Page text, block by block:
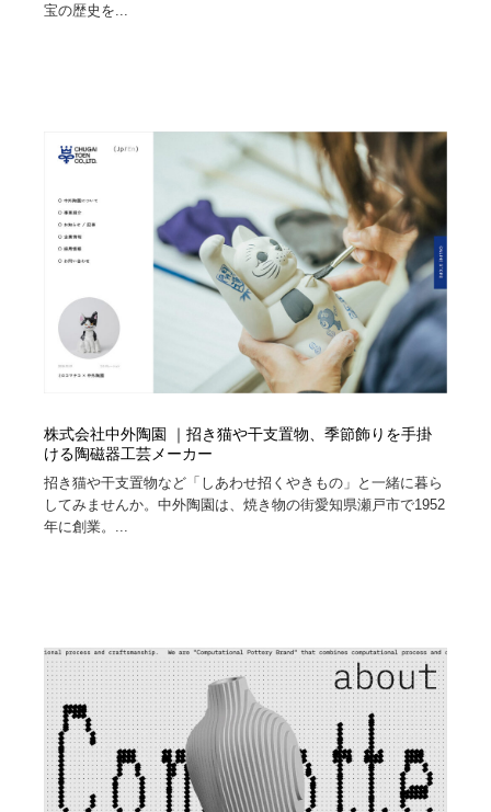
宝の歴史を...
株式会社中外陶園 ｜招き猫や干支置物、季節飾りを手掛
ける陶磁器工芸メーカー
招き猫や干支置物など「しあわせ招くやきもの」と一緒に暮ら
してみませんか。中外陶園は、焼き物の街愛知県瀬戸市で1952
年に創業。...